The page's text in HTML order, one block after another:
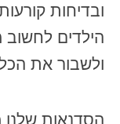
ובדיחות
הילדים לחשוב
ולשבור את
הסדנאות